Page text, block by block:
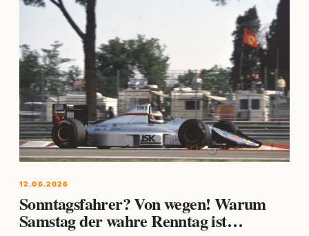
12.06.2026
Sonntagsfahrer? Von wegen! Warum
Samstag der wahre Renntag ist…